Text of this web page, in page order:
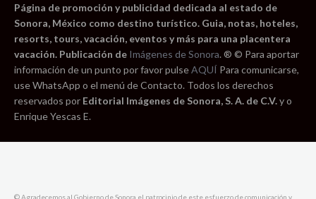
Página de promoción y publicidad dedicada al estado de
Sonora, México como destino turístico. Guia, notas, hoteles,
resorts, tours, vacación, eventos y más para una placentera
vacación. Publicación de Imágenes de Sonora. ® © Para aportar
información de un punto por favor pulseAQUÍ Para comunicarse,
use WhatsApp o el menú de Contacto. Todos los derechos
reservados por Editorial Imágenes de Sonora, S. A. de C.V.y o
Enrique Yescas E.
© Agradecemos al Gobierno de Sonora el patrocinio de este esfuerzo de comunicación y